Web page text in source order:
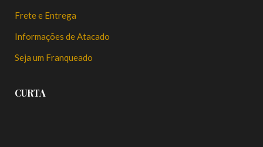
Frete e Entrega
Informações de Atacado
Seja um Franqueado
CURTA